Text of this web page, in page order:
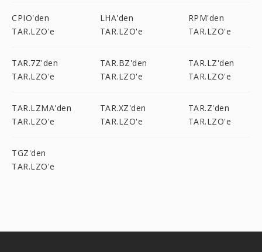
CPIO'den
TAR.LZO'e
LHA'den
TAR.LZO'e
RPM'den
TAR.LZO'e
TAR.7Z'den
TAR.LZO'e
TAR.BZ'den
TAR.LZO'e
TAR.LZ'den
TAR.LZO'e
TAR.LZMA'den
TAR.LZO'e
TAR.XZ'den
TAR.LZO'e
TAR.Z'den
TAR.LZO'e
TGZ'den
TAR.LZO'e